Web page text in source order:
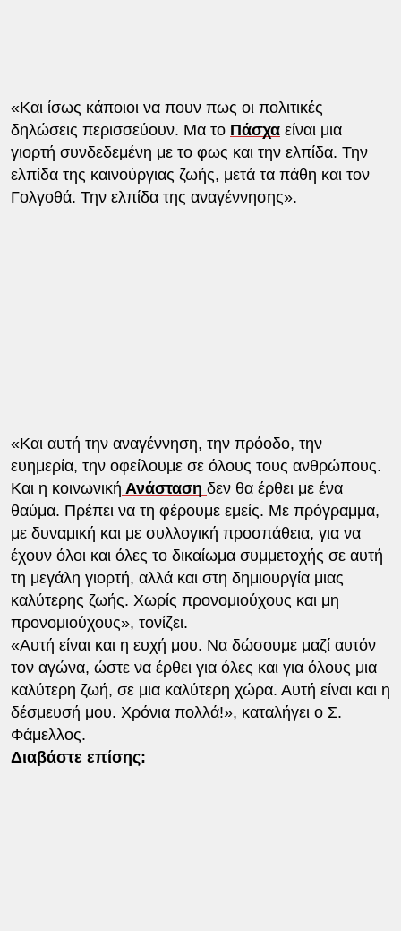
«Και ίσως κάποιοι να πουν πως οι πολιτικές
δηλώσεις περισσεύουν. Μα το Πάσχαείναι μια
γιορτή συνδεδεμένη με το φως και την ελπίδα. Την
ελπίδα της καινούργιας ζωής, μετά τα πάθη και τον
Γολγοθά. Την ελπίδα της αναγέννησης».
«Και αυτή την αναγέννηση, την πρόοδο, την
ευημερία, την οφείλουμε σε όλους τους ανθρώπους.
Και η κοινωνική Ανάσταση δεν θα έρθει με ένα
θαύμα. Πρέπει να τη φέρουμε εμείς. Με πρόγραμμα,
με δυναμική και με συλλογική προσπάθεια, για να
έχουν όλοι και όλες το δικαίωμα συμμετοχής σε αυτή
τη μεγάλη γιορτή, αλλά και στη δημιουργία μιας
καλύτερης ζωής. Χωρίς προνομιούχους και μη
προνομιούχους», τονίζει.
«Αυτή είναι και η ευχή μου. Να δώσουμε μαζί αυτόν
τον αγώνα, ώστε να έρθει για όλες και για όλους μια
καλύτερη ζωή, σε μια καλύτερη χώρα. Αυτή είναι και η
δέσμευσή μου. Χρόνια πολλά!», καταλήγει ο Σ.
Φάμελλος.
Διαβάστε επίσης: